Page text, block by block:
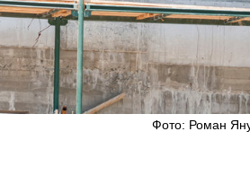
Фото: Роман